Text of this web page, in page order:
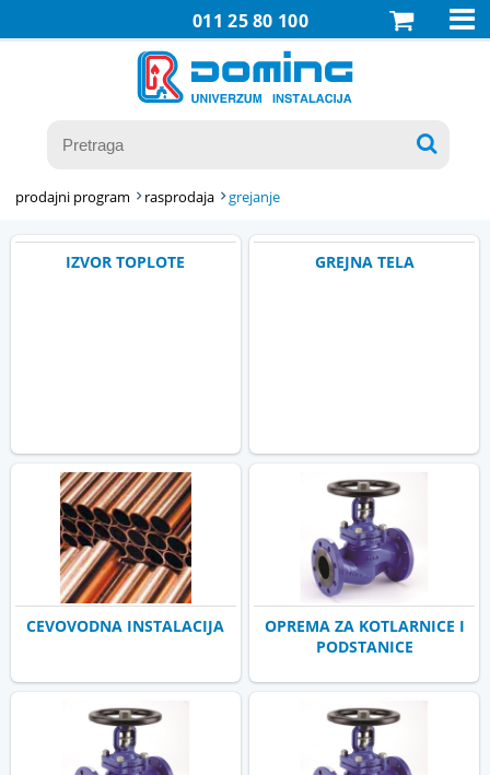
011 25 80 100


prodajni program rasprodaja grejanje
IZVOR TOPLOTE GREJNA TELA
CEVOVODNA INSTALACIJA
OPREMA ZA KOTLARNICE I
PODSTANICE